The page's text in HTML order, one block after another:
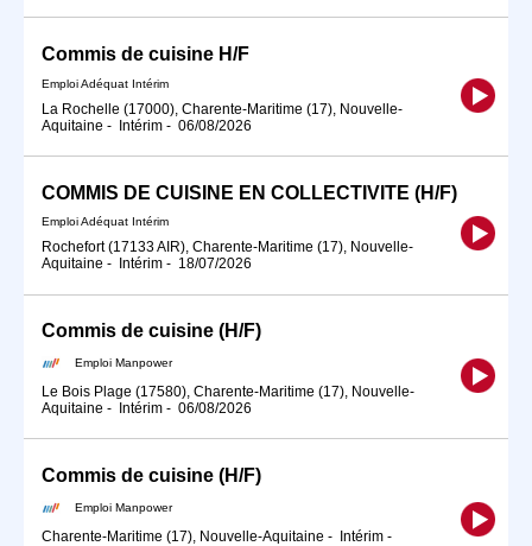
Commis de cuisine H/F
Emploi Adéquat Intérim
La Rochelle (17000), Charente-Maritime (17), Nouvelle-
Aquitaine - Intérim - 06/08/2026
COMMIS DE CUISINE EN COLLECTIVITE (H/F)
Emploi Adéquat Intérim
Rochefort (17133 AIR), Charente-Maritime (17), Nouvelle-
Aquitaine - Intérim - 18/07/2026
Commis de cuisine (H/F)
Emploi Manpower
Le Bois Plage (17580), Charente-Maritime (17), Nouvelle-
Aquitaine - Intérim - 06/08/2026
Commis de cuisine (H/F)
Emploi Manpower
Charente-Maritime (17), Nouvelle-Aquitaine - Intérim -